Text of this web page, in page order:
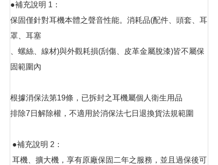
●補充說明 1：
保固僅針對耳機本體之聲音性能。消耗品(配件、頭套、耳
罩、耳塞
、螺絲、線材)與外觀耗損(刮傷、皮革金屬脫漆)皆不屬保
固範圍內
根據消保法第19條，已拆封之耳機屬個人衛生用品
排除7日解除權，不適用於消保法七日退換貨法規範圍
●補充說明 2：
耳機、擴大機，享有原廠保固二年之服務，並且過保後可